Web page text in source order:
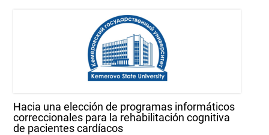
Hacia una elección de programas informáticos
correccionales para la rehabilitación cognitiva
de pacientes cardíacos